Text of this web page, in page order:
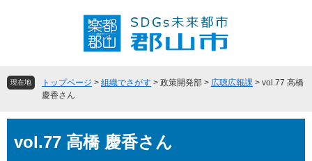
頭
飛現在地 トップページ > 組織でさがす > 政策開発部 > 広聴広報課 > vol.77 高橋
慶香さん
文vol.77 高橋 慶香さん